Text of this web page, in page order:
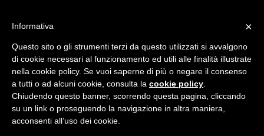
Circolo
Statuto e
Regolamenti
Storia
Ormeggi
Sede e Servizi
Attività
Safeguarding
×
Informativa
Questo sito o gli strumenti terzi da questo utilizzati si avvalgono
di cookie necessari al funzionamento ed utili alle finalità illustrate
nella cookie policy. Se vuoi saperne di più o negare il consenso
a tutti o ad alcuni cookie, consulta la cookie policy
Chiudendo questo banner, scorrendo questa pagina, cliccando
su un link o proseguendo la navigazione in altra maniera,
acconsenti all’uso dei cookie.